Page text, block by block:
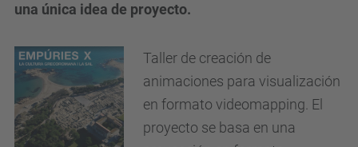
una única idea de proyecto.
Taller de creación de
animaciones para visualización
en formato videomapping. El
proyecto se basa en una